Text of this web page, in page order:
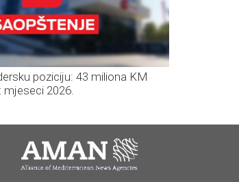
poziciju: 43 miliona KM
mjeseci 2026.